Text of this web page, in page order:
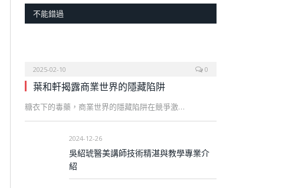
不能錯過
2025-02-10 0
葉和軒揭露商業世界的隱藏陷阱
糖衣下的毒藥，商業世界的隱藏陷阱在競爭激…
2024-12-26
吳紹琥醫美講師技術精湛與教學專業介
紹